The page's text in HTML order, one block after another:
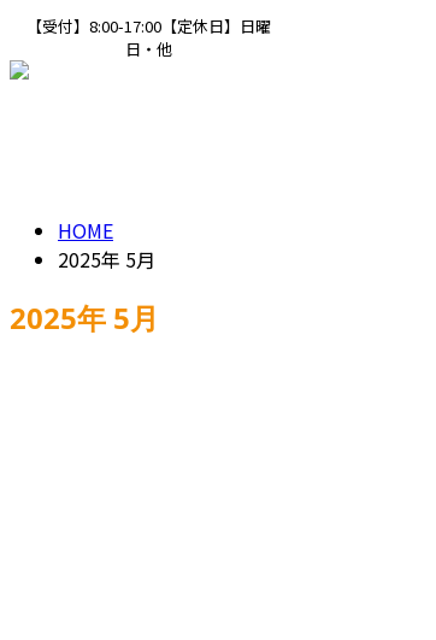
【受付】8:00-17:00【定休日】日曜
日・他
HOME
2025年 5月
2025年 5月